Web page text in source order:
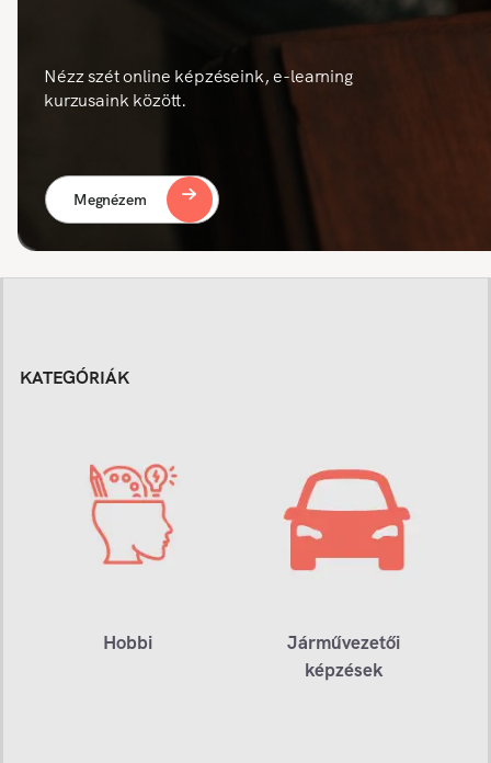
Nézz szét online képzéseink, e-learning
kurzusaink között.
Megnézem
KATEGÓRIÁK
Hobbi
Járművezetői
képzések